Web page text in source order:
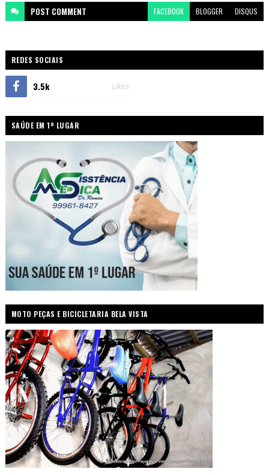
POST COMMENT FACEBOOK BLOGGER DISQUS
REDES SOCIAIS
3.5k Likes
SAÚDE EM 1º LUGAR
MOTO PEÇAS E BICICLETARIA BELA VISTA